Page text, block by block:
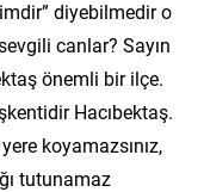
diyebilmedir o
canlar? Sayın
önemli bir ilçe.
Hacıbektaş.
koyamazsınız,
tutunamaz